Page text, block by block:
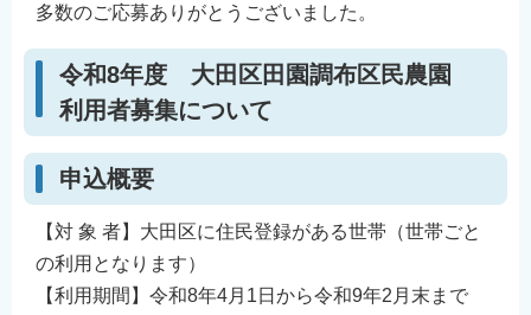
多数のご応募ありがとうございました。
令和8年度 大田区田園調布区民農園
利用者募集について
申込概要
【対 象 者】大田区に住民登録がある世帯（世帯ごと
の利用となります）
【利用期間】令和8年4月1日から令和9年2月末まで